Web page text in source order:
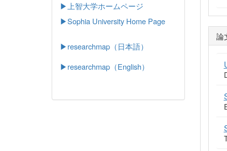
論
▶上智大学ホームページ
▶Sophia University Home Page
▶researchmap（日本語）
▶researchmap（English）